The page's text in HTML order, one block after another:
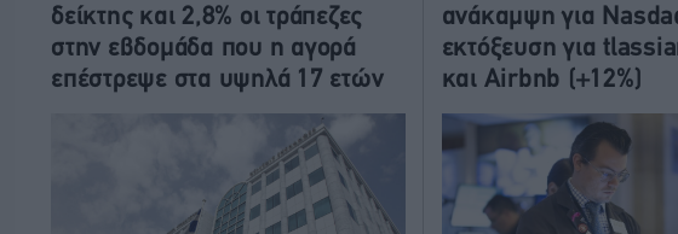
δείκτης και 2,8% οι τράπεζες
στην εβδομάδα που η αγορά
επέστρεψε στα υψηλά 17 ετών
ανάκαμψη για
εκτόξευση για
και Airbnb (+12%)